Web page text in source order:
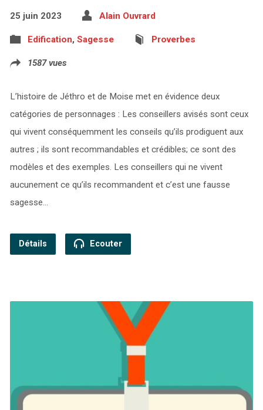
25 juin 2023 Alain Ouvrard
Edification, Sagesse Proverbes
1587 vues
L’histoire de Jéthro et de Moise met en évidence deux
catégories de personnages : Les conseillers avisés sont ceux
qui vivent conséquemment les conseils qu’ils prodiguent aux
autres ; ils sont recommandables et crédibles; ce sont des
modèles et des exemples. Les conseillers qui ne vivent
aucunement ce qu’ils recommandent et c’est une fausse
sagesse…
Détails Ecouter